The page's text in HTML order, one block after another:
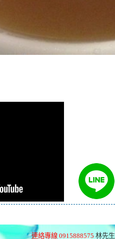
連絡專線 0915888575 林先生